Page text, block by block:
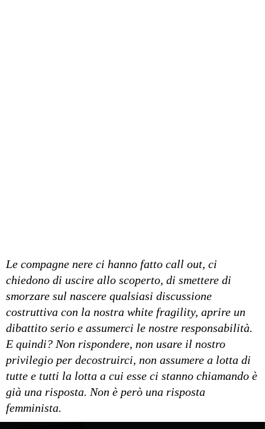
Le compagne nere ci hanno fatto call out, ci
chiedono di uscire allo scoperto, di smettere di
smorzare sul nascere qualsiasi discussione
costruttiva con la nostra white fragility, aprire un
dibattito serio e assumerci le nostre responsabilità.
E quindi? Non rispondere, non usare il nostro
privilegio per decostruirci, non assumere a lotta di
tutte e tutti la lotta a cui esse ci stanno chiamando è
già una risposta. Non è però una risposta
femminista.